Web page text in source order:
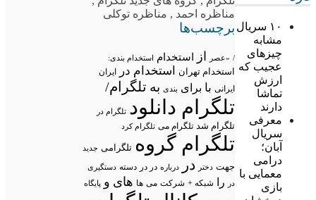
۱۰ سریال
مشابه
چیزهای
عجیب که
ارزش
تماشا
دارند
معرفی
سریال
آبان؛
درامی
معمایی با
بازی
مناظره احمد , مناظره توکلی
برچسب‌ها
/ «عصر از استخدام استخدام بندی:
استخدام تهران استخدام در ایران
ایرانی با برای بندی به تلگرام/
تلگرام دانلود تلگرام در
تلگرام شد تلگرام می تلگرام کرد
تلگرام گروه تلگرامی جدید
جهت دختر در درباره در در دسته دستگیری
در
را شبکه + شرکت می ها های و پایگاه